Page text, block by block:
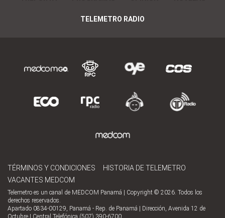
TELEMETRO RADIO
TÉRMINOS Y CONDICIONES
HISTORIA DE TELEMETRO
VACANTES MEDCOM
Telemetro es un canal de MEDCOM Panamá | Copyright © 2026. Todos los
derechos reservados.
Apartado 0834-00129, Panamá - Rep. de Panamá | Dirección, Avenida 12 de
Octubre | Central Telefónica (507) 390-6700